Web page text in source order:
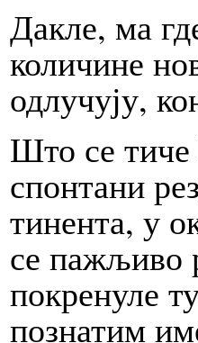
Да­кле, ма
количине
од­лу­чу­ју,
Што се тиче
спонтани
тинента, у
се пажљиво
покренуле
познатим